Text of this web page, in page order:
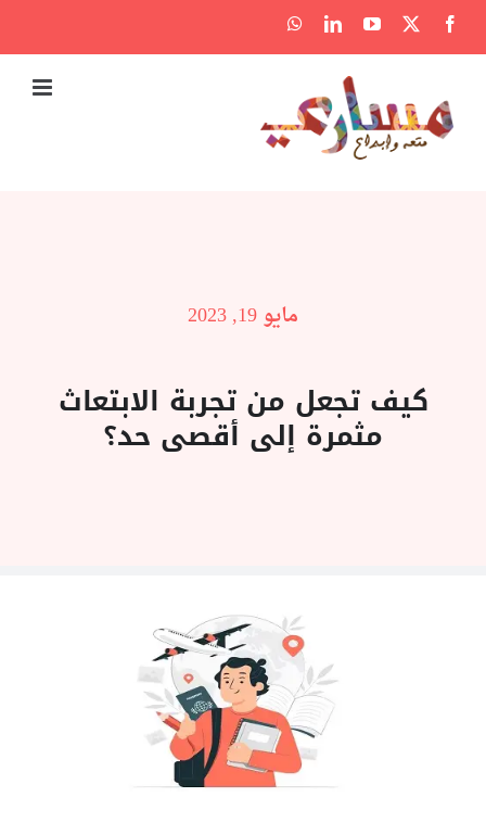
to
content
Facebook
X
YouTube
LinkedIn
WhatsApp
مايو 19, 2023
كيف تجعل من تجربة الابتعاث
مثمرة إلى أقصى حد؟